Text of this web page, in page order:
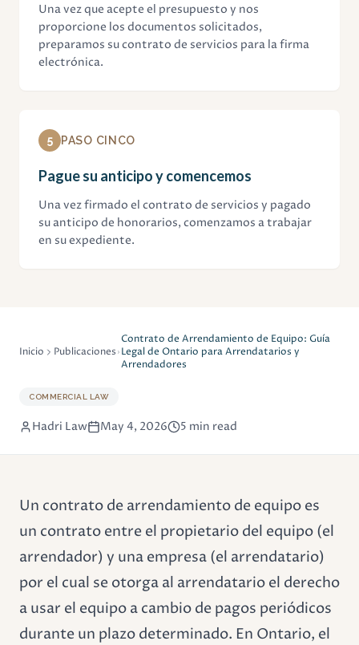
Una vez que acepte el presupuesto y nos
proporcione los documentos solicitados,
preparamos su contrato de servicios para la firma
electrónica.
5 PASO CINCO
Pague su anticipo y comencemos
Una vez firmado el contrato de servicios y pagado
su anticipo de honorarios, comenzamos a trabajar
en su expediente.
Inicio Publicaciones
Contrato de Arrendamiento de Equipo: Guía
Legal de Ontario para Arrendatarios y
Arrendadores
COMMERCIAL LAW
Hadri Law May 4, 2026 5 min read
Un contrato de arrendamiento de equipo es
un contrato entre el propietario del equipo (el
arrendador) y una empresa (el arrendatario)
por el cual se otorga al arrendatario el derecho
a usar el equipo a cambio de pagos periódicos
durante un plazo determinado. En Ontario, el